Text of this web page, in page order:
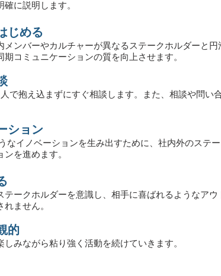
に説明します。
じめる
メンバーやカルチャーが異なるステークホルダーと
コミュニケーションの質を向上させます。
で抱え込まずにすぐ相談します。また、相談や問い
ション
なイノベーションを生み出すために、社内外のステ
を進めます。
テークホルダーを意識し、相手に喜ばれるようなア
ません。
的
みながら粘り強く活動を続けていきます。